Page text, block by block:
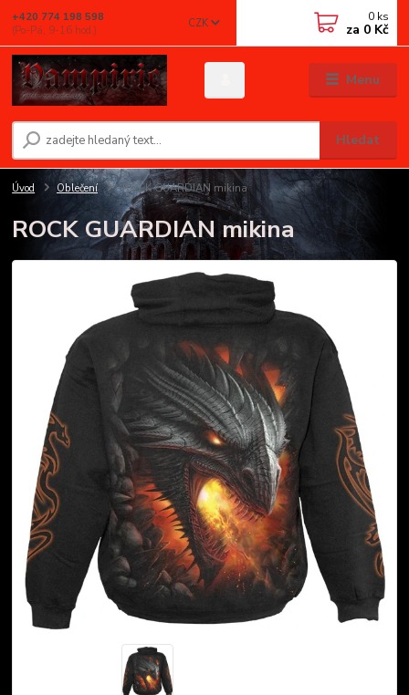
Menu
CZK
Hledat
+420 774 198 598
(Po-Pá, 9-16 hod.)
0 ks
za 0 Kč
Úvod Oblečení ROCK GUARDIAN mikina
ROCK GUARDIAN mikina